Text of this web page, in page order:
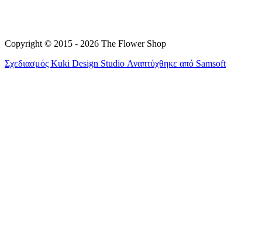
Copyright © 2015 - 2026 The Flower Shop
Σχεδιασμός Kuki Design Studio Αναπτύχθηκε από Samsoft